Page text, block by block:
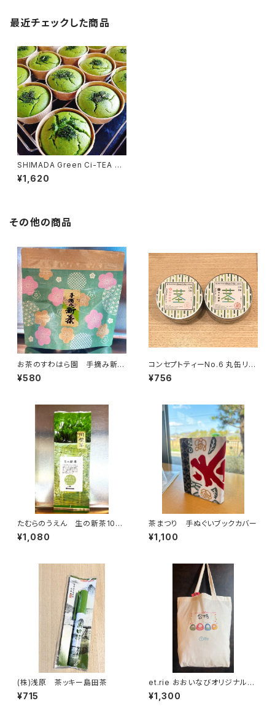
最近チェックした商品
SHIMADA Green Ci-TEA N
o.1緑茶の米粉カップケーキ
¥1,620
その他の商品
お茶のすわはら園 手摘み新茶
30ｇ
¥580
コンセプトティーNo.6 丸缶リー
フ 茎茶
¥756
たむらのうえん 生の新茶100
ｇ
¥1,080
茶まつり 手ぬぐいブックカバー
¥1,100
(株)浅原 茶ッキー島田茶
¥715
et.rie おおいなびオリジナル合
格トートバッグ
¥1,300